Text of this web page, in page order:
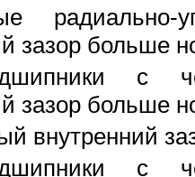
радиально-
зазор больше
с
зазор больше
внутренний
с